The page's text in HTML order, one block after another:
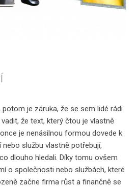
potom je záruka, že se sem lidé rádi
že text, který čtou je vlastně
je nenásilnou formou dovede k
nebo službu vlastně potřebují,
dlouho hledali. Díky tomu ovšem
o společnosti nebo službách, které
začne firma růst a finančně se